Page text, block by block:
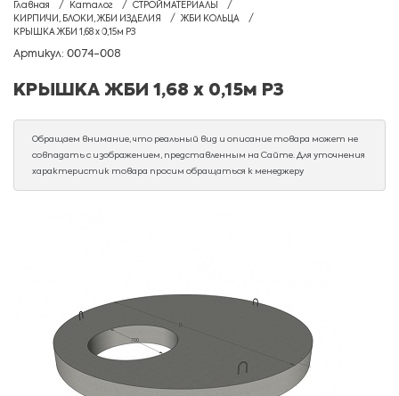
Главная Каталог
СТРОЙМАТЕРИАЛЫ
КИРПИЧИ, БЛОКИ, ЖБИ ИЗДЕЛИЯ
ЖБИ КОЛЬЦА
КРЫШКА ЖБИ 1,68 х 0,15м РЗ
Артикул: 0074-008
КРЫШКА ЖБИ 1,68 х 0,15м РЗ
Обращаем внимание, что реальный вид и описание товара может не
совпадать с изображением, представленным на Сайте. Для уточнения
характеристик товара просим обращаться к менеджеру